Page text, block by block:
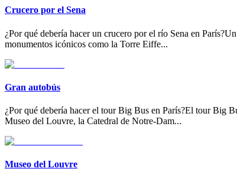
Crucero por el Sena
¿Por qué debería hacer un crucero por el río Sena en
monumentos icónicos como la Torre Eiffe...
Gran autobús
¿Por qué debería hacer el tour Big Bus en París?El tour Big
Museo del Louvre, la Catedral de Notre-Dam...
Museo del Louvre